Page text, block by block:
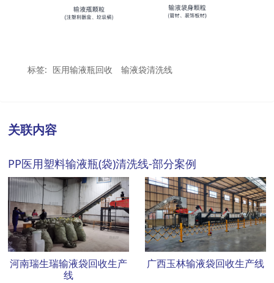
标签: 医用输液瓶回收 输液袋清洗线
关联内容
PP医用塑料输液瓶(袋)清洗线-部分案例
河南瑞生瑞输液袋回收生产
线
广西玉林输液袋回收生产线